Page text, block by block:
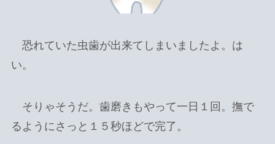
恐れていた虫歯が出来てしまいましたよ。は
い。
そりゃそうだ。歯磨きもやって一日１回。撫で
るようにさっと１５秒ほどで完了。